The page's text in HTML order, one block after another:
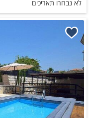
לא נבחרו תאריכים